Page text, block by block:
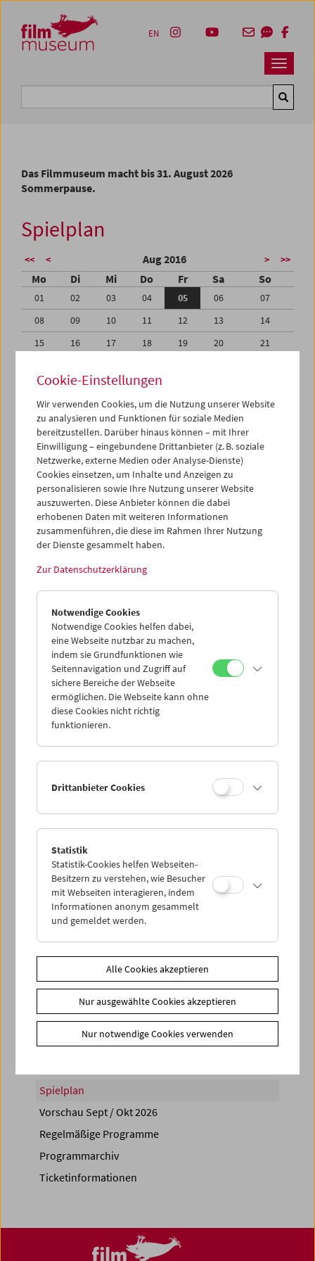
Zum Inhalt
Zum Hauptmenü
Zur Servicenavigation
Zum Suche
Navbar
EN
Das Filmmuseum macht bis 31. August 2026
Sommerpause.
Spielplan
<< < Aug 2016 > >>
Mo Di Mi Do Fr Sa So
01 02 03 04 05 06
07
08
09 10 11 12 13
14
15
16 17 18 19 20
21
29
30 31 01
05
06 07 08 09 10 11
iCalender
Programmheft-PDF
English language or subtitles
< Vorherige Woche
Mo 1.8.
Di 2.8.
Mi 3.8.
Do 4.8.
So 7.8.
PROGRAMM ÜBERBLICK
Spielplan
Vorschau Sept / Okt 2026
Regelmäßige Programme
Programmarchiv
Ticketinformationen
Cookie-Einstellungen
Wir verwenden Cookies, um die Nutzung unserer Website
zu analysieren und Funktionen für soziale Medien
bereitzustellen. Darüber hinaus können – mit Ihrer
Einwilligung – eingebundene Drittanbieter (z. B. soziale
Netzwerke, externe Medien oder Analyse-Dienste)
Cookies einsetzen, um Inhalte und Anzeigen zu
personalisieren sowie Ihre Nutzung unserer Website
auszuwerten. Diese Anbieter können die dabei
erhobenen Daten mit weiteren Informationen
zusammenführen, die diese im Rahmen Ihrer Nutzung
der Dienste gesammelt haben.
Zur Datenschutzerklärung
Notwendige Cookies
Notwendige Cookies helfen dabei,
eine Webseite nutzbar zu machen,
indem sie Grundfunktionen wie
Seitennavigation und Zugriff auf
sichere Bereiche der Webseite
ermöglichen. Die Webseite kann ohne
diese Cookies nicht richtig
funktionieren.
Drittanbieter Cookies
Statistik
Statistik-Cookies helfen Webseiten-
Besitzern zu verstehen, wie Besucher
mit Webseiten interagieren, indem
Informationen anonym gesammelt
und gemeldet werden.
Alle Cookies akzeptieren
Nur ausgewählte Cookies akzeptieren
Nur notwendige Cookies verwenden